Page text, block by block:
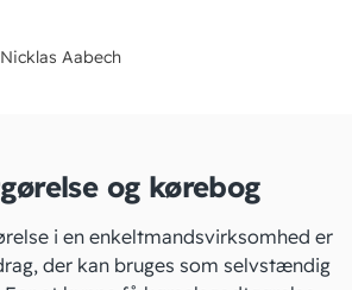
Aabech
og kørebog
i en enkeltmandsvirksomhed er
, der kan bruges som selvstændig